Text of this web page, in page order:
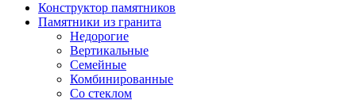
Конструктор памятников
Памятники из гранита
Недорогие
Вертикальные
Семейные
Комбинированные
Со стеклом